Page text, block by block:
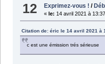
12 Exprimez-vous ! /
« le: 14 avril 2021 à
Citation de: éric le 14 avril 2021 à
c est une émission trés sérieuse